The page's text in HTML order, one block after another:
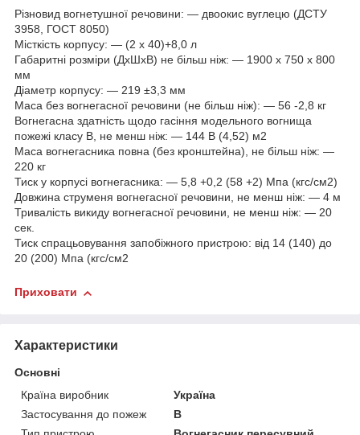
Різновид вогнетушної речовини: — двоокис вуглецю (ДСТУ
3958, ГОСТ 8050)
Місткість корпусу: — (2 х 40)+8,0 л
Габаритні розміри (ДхШхВ) не більш ніж: — 1900 х 750 х 800
мм
Діаметр корпусу: — 219 ±3,3 мм
Маса без вогнегасної речовини (не більш ніж): — 56 -2,8 кг
Вогнегасна здатність щодо гасіння модельного вогнища
пожежі класу B, не менш ніж: — 144 В (4,52) м2
Маса вогнегасника повна (без кронштейна), не більш ніж: —
220 кг
Тиск у корпусі вогнегасника: — 5,8 +0,2 (58 +2) Мпа (кгс/см2)
Довжина струменя вогнегасної речовини, не менш ніж: — 4 м
Тривалість викиду вогнегасної речовини, не менш ніж: — 20
сек.
Тиск спрацьовування запобіжного пристрою: від 14 (140) до
20 (200) Мпа (кгс/см2
Приховати
Характеристики
Основні
Країна виробник
Україна
Застосування до пожеж
В